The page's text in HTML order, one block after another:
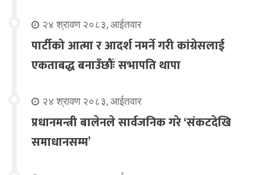
२४ श्रावण २०८३, आईतवार
पार्टीको आत्मा र आदर्श नमर्ने गरी कांग्रेसलाई
एकताबद्ध बनाउँछौंः सभापति थापा
२४ श्रावण २०८३, आईतवार
प्रधानमन्त्री बालेनले सार्वजनिक गरे ‘संकटदेखि
समाधानसम्म’